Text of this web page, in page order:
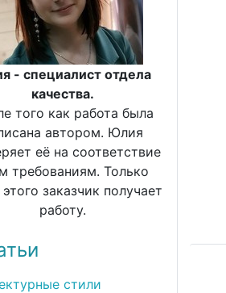
- специалист отдела
качества.
того как работа была
автором. Юлия
её на соответствие
требованиям. Только
заказчик получает
работу.
стили